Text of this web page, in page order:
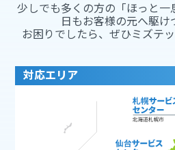
少しでも多くの方の「ほっと一
日もお客様の元へ駆け
お困りでしたら、ぜひミズテ
対応エリア